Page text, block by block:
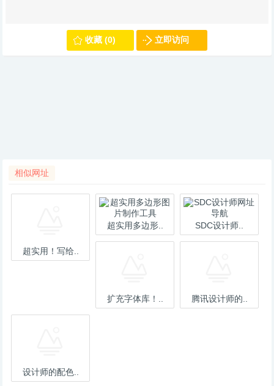
收藏 (0) 立即访问
相似网址
超实用！写给..
超实用多边形.. SDC设计师..
扩充字体库！.. 腾讯设计师的..
设计师的配色..